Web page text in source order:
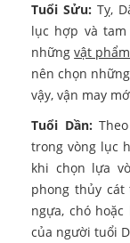
Tuổi Sửu: Tỵ,
lục hợp và
nhữngvật
nên chọn
vậy, vận may
Tuổi Dần:
trong vòng lục
khi chọn lựa
phong thủy
ngựa, chó
của người tuổi